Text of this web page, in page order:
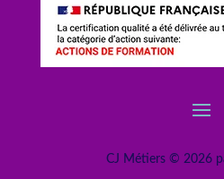
CJ Métiers © 2026